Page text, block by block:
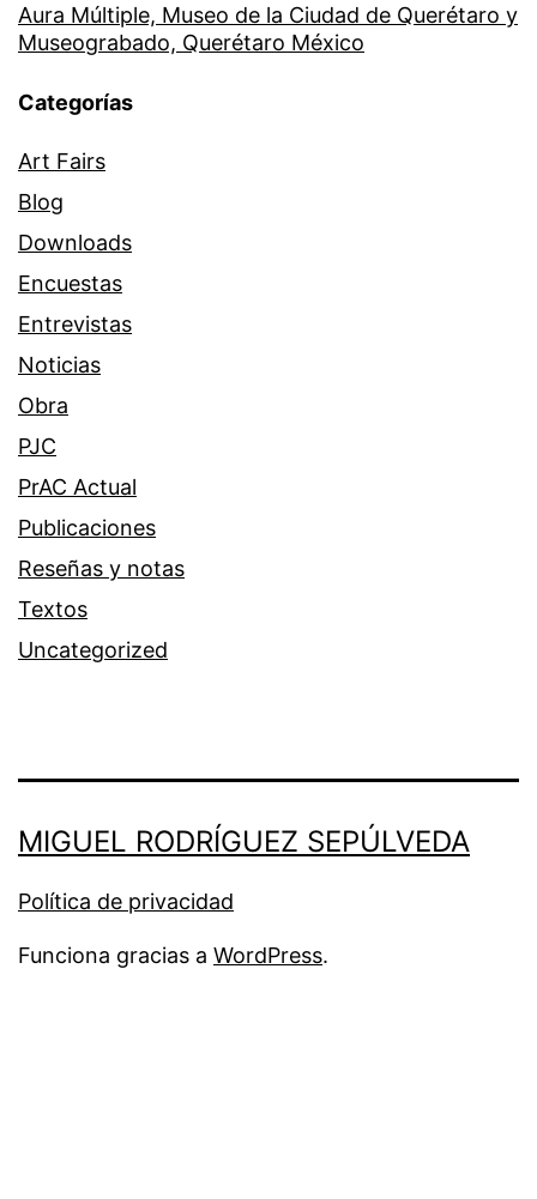
Aura Múltiple, Museo de la Ciudad de Querétaro y
Museograbado, Querétaro México
Categorías
Art Fairs
Blog
Downloads
Encuestas
Entrevistas
Noticias
Obra
PJC
PrAC Actual
Publicaciones
Reseñas y notas
Textos
Uncategorized
MIGUEL RODRÍGUEZ SEPÚLVEDA
Política de privacidad
Funciona gracias a WordPress.